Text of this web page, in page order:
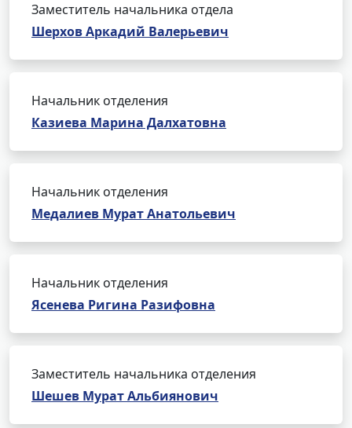
Заместитель начальника отдела
Шерхов Аркадий Валерьевич
Начальник отделения
Казиева Марина Далхатовна
Начальник отделения
Медалиев Мурат Анатольевич
Начальник отделения
Ясенева Ригина Разифовна
Заместитель начальника отделения
Шешев Мурат Альбиянович